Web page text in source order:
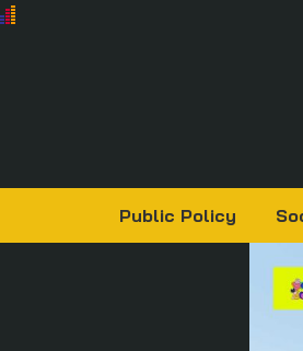
Public Policy